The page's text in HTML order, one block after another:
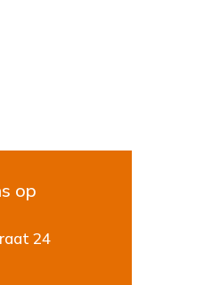
op
24